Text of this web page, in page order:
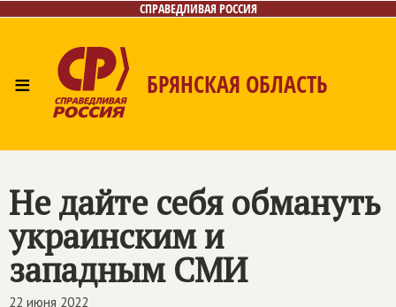
СПРАВЕДЛИВАЯ РОССИЯ
≡ БРЯНСКАЯ ОБЛАСТЬ
Контакты
Не дайте себя обмануть
украинским и
западным СМИ
22 июня 2022